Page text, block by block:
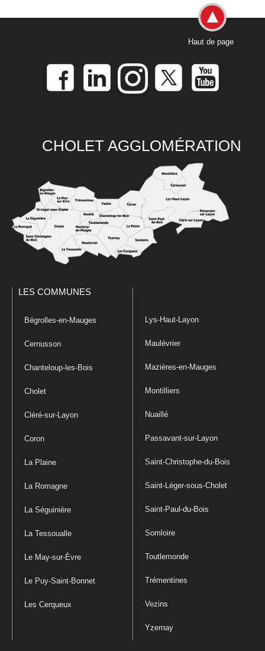
Haut de page
CHOLET AGGLOMÉRATION
LES COMMUNES
Bégrolles-en-Mauges
Cernusson
Chanteloup-les-Bois
Cholet
Cléré-sur-Layon
Coron
La Plaine
La Romagne
La Séguinière
La Tessoualle
Le May-sur-Èvre
Le Puy-Saint-Bonnet
Les Cerqueux
Lys-Haut-Layon
Maulévrier
Mazières-en-Mauges
Montilliers
Nuaillé
Passavant-sur-Layon
Saint-Christophe-du-Bois
Saint-Léger-sous-Cholet
Saint-Paul-du-Bois
Somloire
Toutlemonde
Trémentines
Vezins
Yzernay